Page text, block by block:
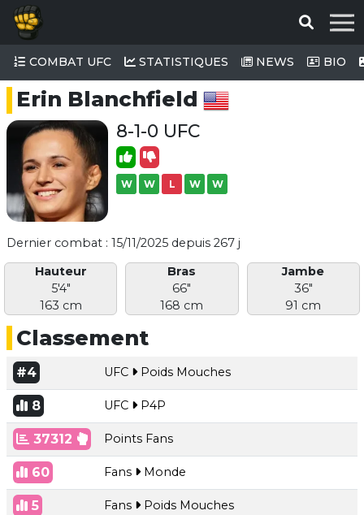
COMBAT UFC STATISTIQUES NEWS BIO
Erin Blanchfield
8-1-0 UFC
W W L W W
Dernier combat : 15/11/2025 depuis 267 j
Hauteur
5'4"
163 cm
Bras
66"
168 cm
Jambe
36"
91 cm
Classement
#4 UFC Poids Mouches
8 UFC P4P
37312 Points Fans
60 Fans Monde
5 Fans Poids Mouches